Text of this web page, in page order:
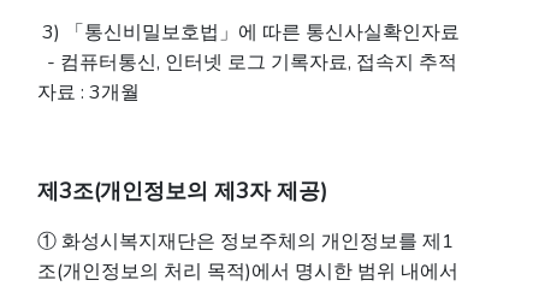
3) 「통신비밀보호법」에 따른 통신사실확인자료
- 컴퓨터통신, 인터넷 로그 기록자료, 접속지 추적
자료 : 3개월
제3조(개인정보의 제3자 제공)
① 화성시복지재단은 정보주체의 개인정보를 제1
조(개인정보의 처리 목적)에서 명시한 범위 내에서